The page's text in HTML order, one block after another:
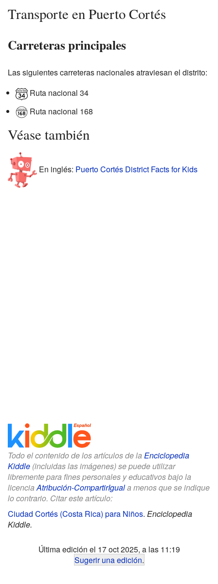
Transporte en Puerto Cortés
Carreteras principales
Las siguientes carreteras nacionales atraviesan el distrito:
Ruta nacional 34
Ruta nacional 168
Véase también
En inglés: Puerto Cortés District Facts for Kids
Todo el contenido de los artículos de la Enciclopedia
Kiddle (incluidas las imágenes) se puede utilizar
libremente para fines personales y educativos bajo la
licenciaAtribución-CompartirIguala menos que se indique
lo contrario. Citar este artículo:
Ciudad Cortés (Costa Rica) para Niños. Enciclopedia
Kiddle.
Última edición el 17 oct 2025, a las 11:19
Sugerir una edición.